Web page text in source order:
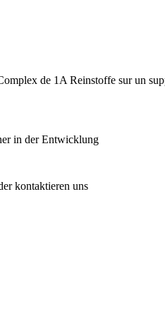
in der Entwicklung
kontaktieren uns